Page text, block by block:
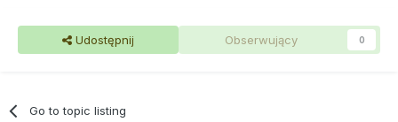
Udostępnij Obserwujący 0
Go to topic listing